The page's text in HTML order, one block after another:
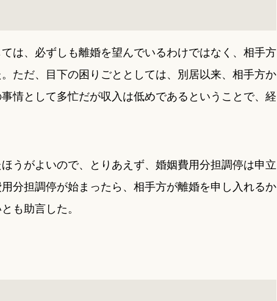
は、必ずしも離婚を望んでいるわけではなく、相手方
ただ、目下の困りごととしては、別居以来、相手方か
情として多忙だが収入は低めであるということで、経
うがよいので、とりあえず、婚姻費用分担調停は申立
分担調停が始まったら、相手方が離婚を申し入れるか
も助言した。